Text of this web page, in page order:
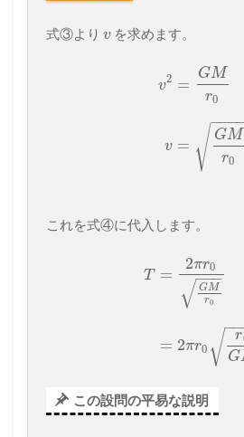
式③より v を求めます。
v2
v
=
GM
r0
=
GM
r0
−−−
√
これを式④に代入します。
T =
2πr0
GM
r0
−−
−
√
= 2πr0
r
G
−−
√
この設問の平易な説明